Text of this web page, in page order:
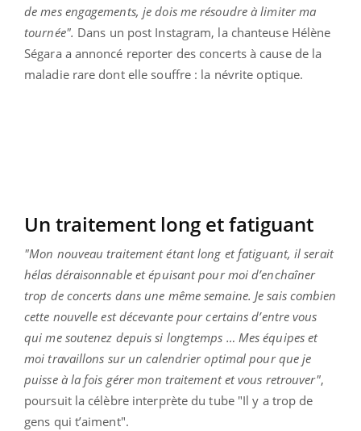
de mes engagements, je dois me résoudre à limiter ma
tournée". Dans un post Instagram, la chanteuse Hélène
Ségara a annoncé reporter des concerts à cause de la
maladie rare dont elle souffre : la névrite optique.
Un traitement long et fatiguant
"Mon nouveau traitement étant long et fatiguant, il serait
hélas déraisonnable et épuisant pour moi d’enchaîner
trop de concerts dans une même semaine. Je sais combien
cette nouvelle est décevante pour certains d’entre vous
qui me soutenez depuis si longtemps … Mes équipes et
moi travaillons sur un calendrier optimal pour que je
puisse à la fois gérer mon traitement et vous retrouver",
poursuit la célèbre interprète du tube "Il y a trop de
gens qui t’aiment".